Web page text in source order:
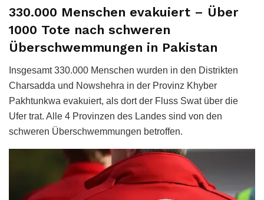
330.000 Menschen evakuiert – Über
1000 Tote nach schweren
Überschwemmungen in Pakistan
Insgesamt 330.000 Menschen wurden in den Distrikten
Charsadda und Nowshehra in der Provinz Khyber
Pakhtunkwa evakuiert, als dort der Fluss Swat über die
Ufer trat. Alle 4 Provinzen des Landes sind von den
schweren Überschwemmungen betroffen.